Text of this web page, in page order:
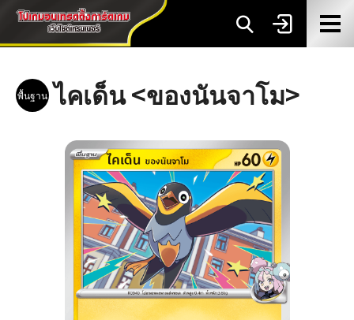
พื้นฐาน ไคเด็น <ของนันจาโม>